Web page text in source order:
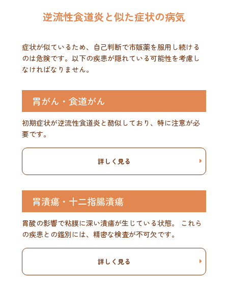
逆流性食道炎と似た症状の病気
症状が似ているため、自己判断で市販薬を服用し続ける
のは危険です。以下の疾患が隠れている可能性を考慮し
なければなりません。
胃がん・食道がん
初期症状が逆流性食道炎と酷似しており、特に注意が必
要です。
詳しく見る
胃潰瘍・十二指腸潰瘍
胃酸の影響で粘膜に深い潰瘍が生じている状態。 これら
の疾患との鑑別には、精密な検査が不可欠です。
詳しく見る